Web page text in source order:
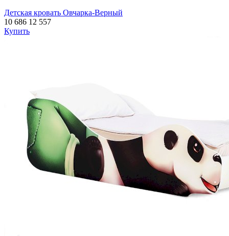
Детская кровать Овчарка-Верный
10 686 12 557
Купить